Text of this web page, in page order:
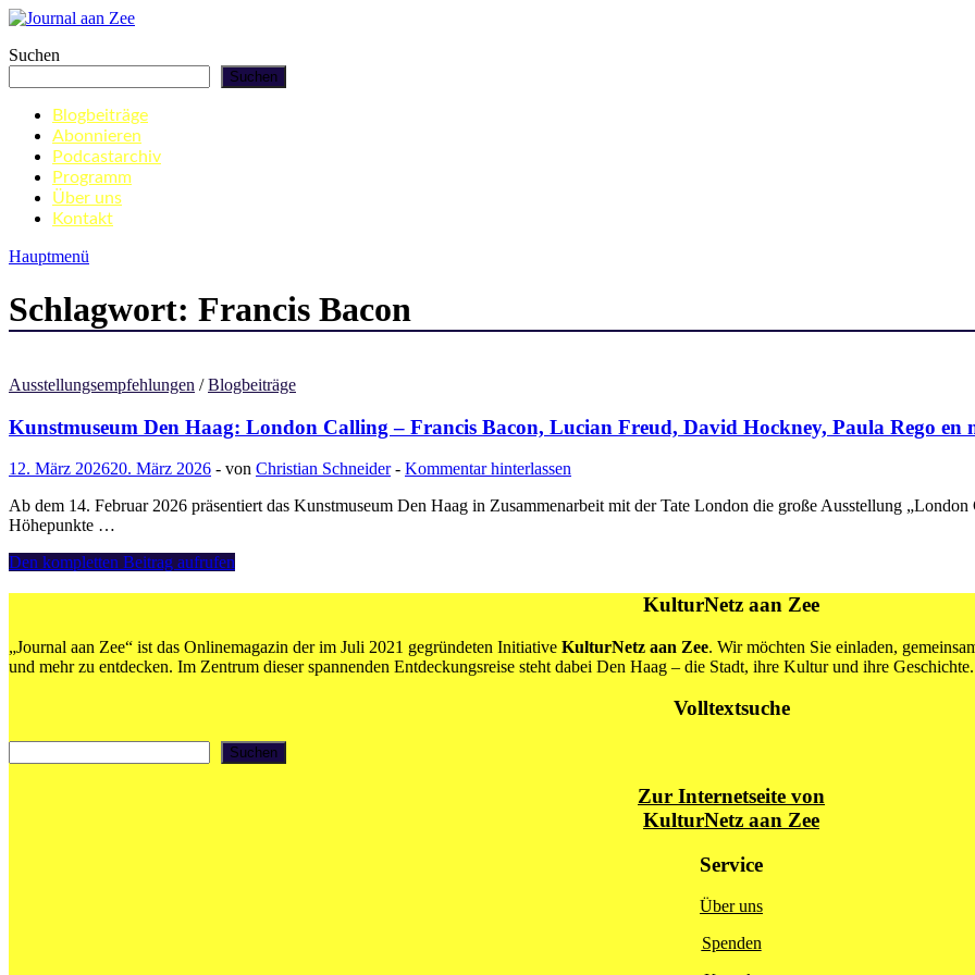
Zum
springen
Journal aan Zee
Suchen
Suchen
Blogbeiträge
Abonnieren
Podcastarchiv
Programm
Über uns
Kontakt
Hauptmenü
Schlagwort: Francis Bacon
Ausstellungsempfehlungen /Blogbeiträge
Kunstmuseum Den Haag: London Calling – Francis Bacon, Lucian Freud, David Hockney, Paula Rego en
12. März 202620. März 2026 - von Christian Schneider- Kommentar hinterlassen
Ab dem 14. Februar 2026 präsentiert das Kunstmuseum Den Haag in Zusammenarbeit mit der Tate London die große Ausstellung
Höhepunkte …
Kunstmuseum
Calling
–
Francis
Freud,
Den kompletten Beitrag aufrufen
KulturNetz aan Zee
„Journal aan Zee“ ist das Onlinemagazin der im Juli 2021 gegründeten Initiative KulturNetz aan Zee. Wir möchten Sie einladen,
und mehr zu entdecken. Im Zentrum dieser spannenden Entdeckungsreise steht dabei Den Haag – die Stadt, ihre Kultur und ihre Geschichte.
Volltextsuche
Suchen
Zur Internetseite von
KulturNetz aan Zee
Service
Über uns
Spenden